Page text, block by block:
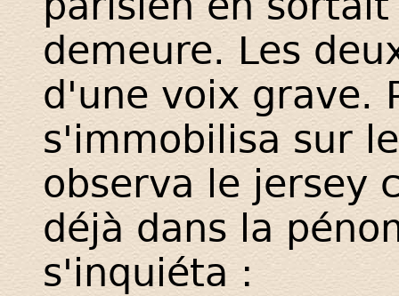
demeure. Les
d'une voix grave.
s'immobilisa sur
observa le jersey
déjà dans la
s'inquiéta :